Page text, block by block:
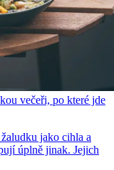
večeři, po které jde
jako cihla a
úplně jinak. Jejich